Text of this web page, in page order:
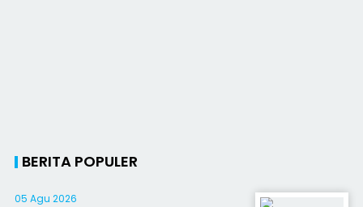
BERITA POPULER
05 Agu 2026